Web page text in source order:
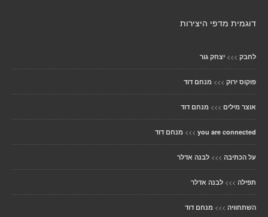
דוגמית מדפי היצירות
לחבק >>> יצחק גור
פוקוס ירוק >>> מנחם דוד
אוצר מילים >>> מנחם דוד
you are connected
>>> מנחם דוד
על הכתיבה >>> לבנה אדלר
תפילה >>> לבנה אדלר
השתחוויה >>> מנחם דוד